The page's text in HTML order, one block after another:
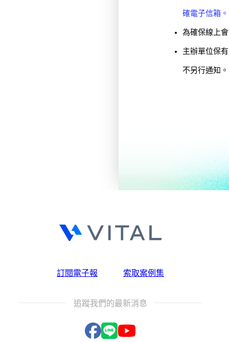
確電子信箱。
為確保線上
主辦單位保
不另行通知。
訂閱電子報 索取案例集
追蹤我們的最新消息